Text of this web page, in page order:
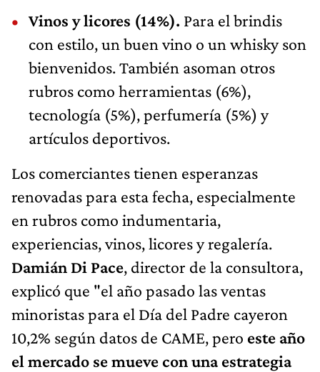
Vinos y licores (14%). Para el brindis
con estilo, un buen vino o un whisky son
bienvenidos. También asoman otros
rubros como herramientas (6%),
tecnología (5%), perfumería (5%) y
artículos deportivos.
Los comerciantes tienen esperanzas
renovadas para esta fecha, especialmente
en rubros como indumentaria,
experiencias, vinos, licores y regalería.
Damián Di Pace, director de la consultora,
explicó que "el año pasado las ventas
minoristas para el Día del Padre cayeron
10,2% según datos de CAME, pero este año
el mercado se mueve con una estrategia